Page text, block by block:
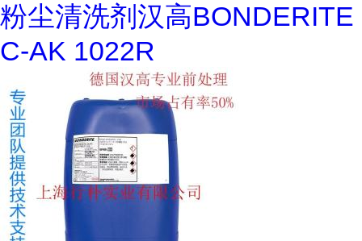
粉尘清洗剂汉高BONDERITE
C-AK 1022R